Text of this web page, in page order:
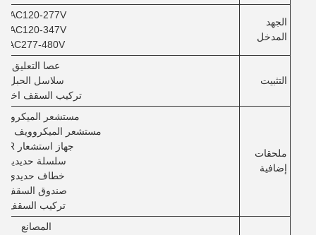
الجهد
المدخل
AC120-277V/
AC120-347V/
AC277-480V
التثبيت
عصا التعليق
سلاسل الحبل
تركيب السقف
ملحقات
إضافية
مستشعر
مستشعر الميكروويف ((ZHaga)
جهاز استشعار PIR
سلسلة حديدية
خطاف حديدي
صندوق السقف
تركيب السقف
المصانع